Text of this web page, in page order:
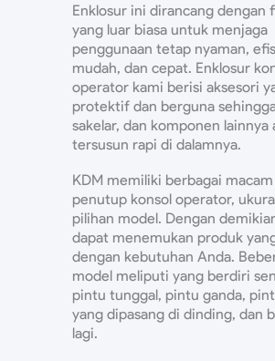
Enklosur ini dirancang
yang luar biasa untuk menjaga
penggunaan tetap nyaman,
mudah, dan cepat. Enklosur
operator kami berisi aksesori
protektif dan berguna
sakelar, dan komponen lainnya
tersusun rapi di dalamnya.
KDM memiliki berbagai
penutup konsol operator,
pilihan model. Dengan
dapat menemukan produk
dengan kebutuhan Anda.
model meliputi yang berdiri
pintu tunggal, pintu ganda,
yang dipasang di dinding, dan
lagi.